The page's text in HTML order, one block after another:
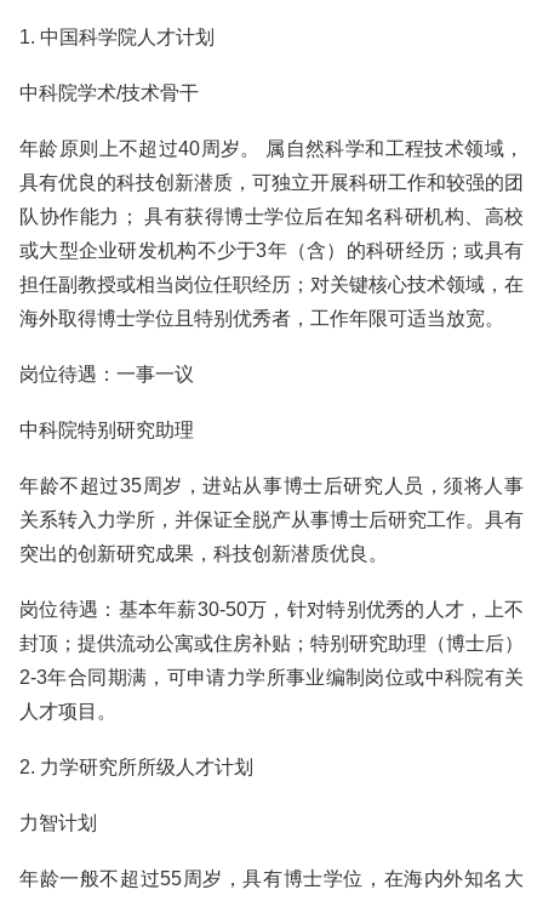
1. 中国科学院人才计划
中科院学术/技术骨干
年龄原则上不超过40周岁。 属自然科学和工程技术领域，
具有优良的科技创新潜质，可独立开展科研工作和较强的团
队协作能力； 具有获得博士学位后在知名科研机构、高校
或大型企业研发机构不少于3年（含）的科研经历；或具有
担任副教授或相当岗位任职经历；对关键核心技术领域，在
海外取得博士学位且特别优秀者，工作年限可适当放宽。
岗位待遇：一事一议
中科院特别研究助理
年龄不超过35周岁，进站从事博士后研究人员，须将人事
关系转入力学所，并保证全脱产从事博士后研究工作。具有
突出的创新研究成果，科技创新潜质优良。
岗位待遇：基本年薪30-50万，针对特别优秀的人才，上不
封顶；提供流动公寓或住房补贴；特别研究助理（博士后）
2-3年合同期满，可申请力学所事业编制岗位或中科院有关
人才项目。
2. 力学研究所所级人才计划
力智计划
年龄一般不超过55周岁，具有博士学位，在海内外知名大